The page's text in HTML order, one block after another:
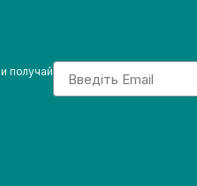
и получайEmail